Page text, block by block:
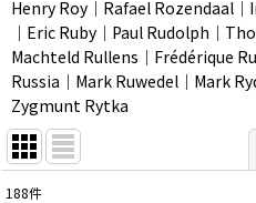
Henry Roy｜Rafael Rozendaal
｜Eric Ruby｜Paul Rudolph｜
Machteld Rullens｜Frédérique
Russia｜Mark Ruwedel｜Mark
Zygmunt Rytka
188件